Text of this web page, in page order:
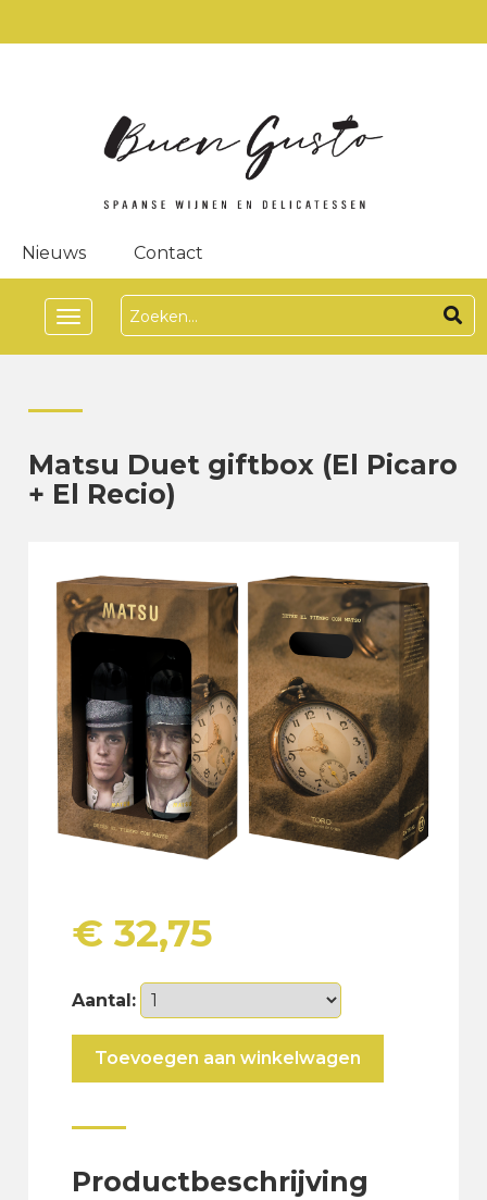
Nieuws Contact
Toggle
Matsu Duet giftbox (El Picaro
+ El Recio)
€ 32,75
Aantal:
Duet
El
Toevoegen aan winkelwagen
Productbeschrijving